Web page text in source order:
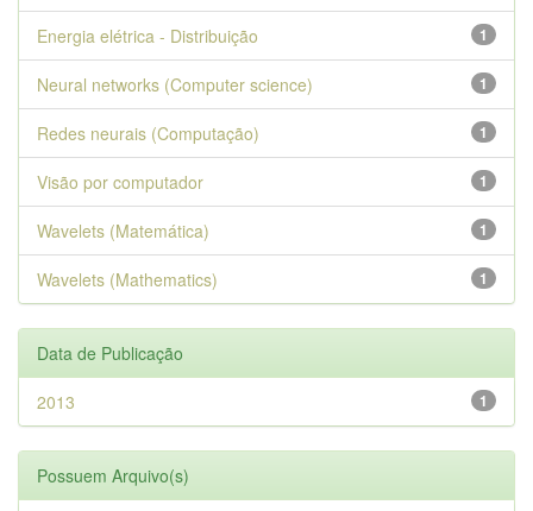
1
Energia elétrica - Distribuição
1
Neural networks (Computer science)
1
Redes neurais (Computação)
1
Visão por computador
1
Wavelets (Matemática)
1
Wavelets (Mathematics)
Data de Publicação
1
2013
Possuem Arquivo(s)